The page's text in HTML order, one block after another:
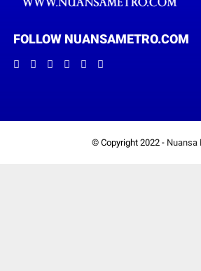
FOLLOW NUANSAMETRO.COM
© Copyright 2022 - Nuansa